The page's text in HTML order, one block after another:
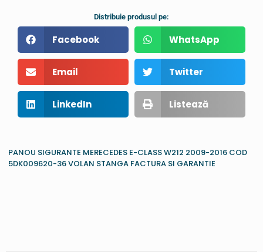
Distribuie produsul pe:
Facebook WhatsApp
Email Twitter
LinkedIn Listează
PANOU SIGURANTE MERECEDES E-CLASS W212 2009-2016 COD
5DK009620-36 VOLAN STANGA FACTURA SI GARANTIE